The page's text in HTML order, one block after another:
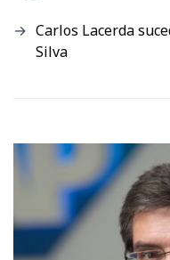
Carlos Lacerda
Silva